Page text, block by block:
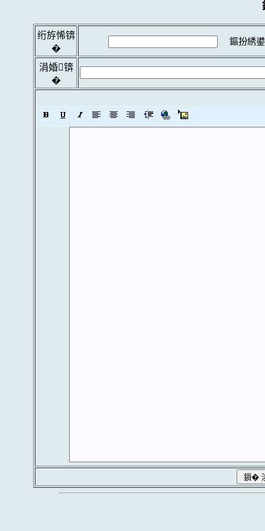
绗斿悕锛
�
鏂扮綉
涓婚锛
�